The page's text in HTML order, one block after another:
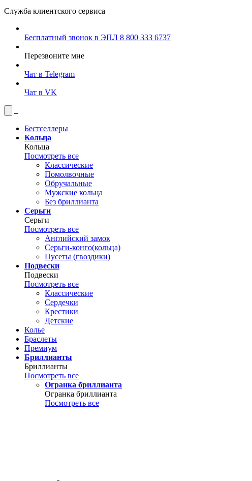
Служба клиентского сервиса
Бесплатный звонок в ЭПЛ 8 800 333 6737
Перезвоните мне
Чат в Telegram
Чат в VK
Бестселлеры
Кольца
Кольца
Посмотреть все
Классические
Помолвочные
Обручальные
Мужские кольца
Без бриллианта
Серьги
Серьги
Посмотреть все
Английский замок
Серьги-конго(кольца)
Пусеты (гвоздики)
Подвески
Подвески
Посмотреть все
Классические
Сердечки
Крестики
Детские
Колье
Браслеты
Премиум
Бриллианты
Бриллианты
Посмотреть все
Огранка бриллианта
Огранка бриллианта
Посмотреть все